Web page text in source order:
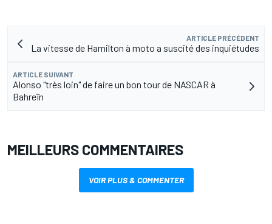
ARTICLE PRÉCÉDENT
La vitesse de Hamilton à moto a suscité des inquiétudes
ARTICLE SUIVANT
Alonso "très loin" de faire un bon tour de NASCAR à
Bahreïn
MEILLEURS COMMENTAIRES
VOIR PLUS & COMMENTER